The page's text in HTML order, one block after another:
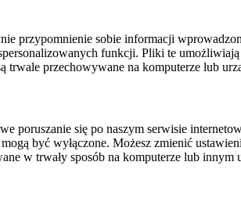
przypomnienie sobie informacji
funkcji. Pliki te
trwale przechowywane na komputerze lub
poruszanie się po naszym serwisie
być wyłączone. Możesz zmienić
w trwały sposób na komputerze lub